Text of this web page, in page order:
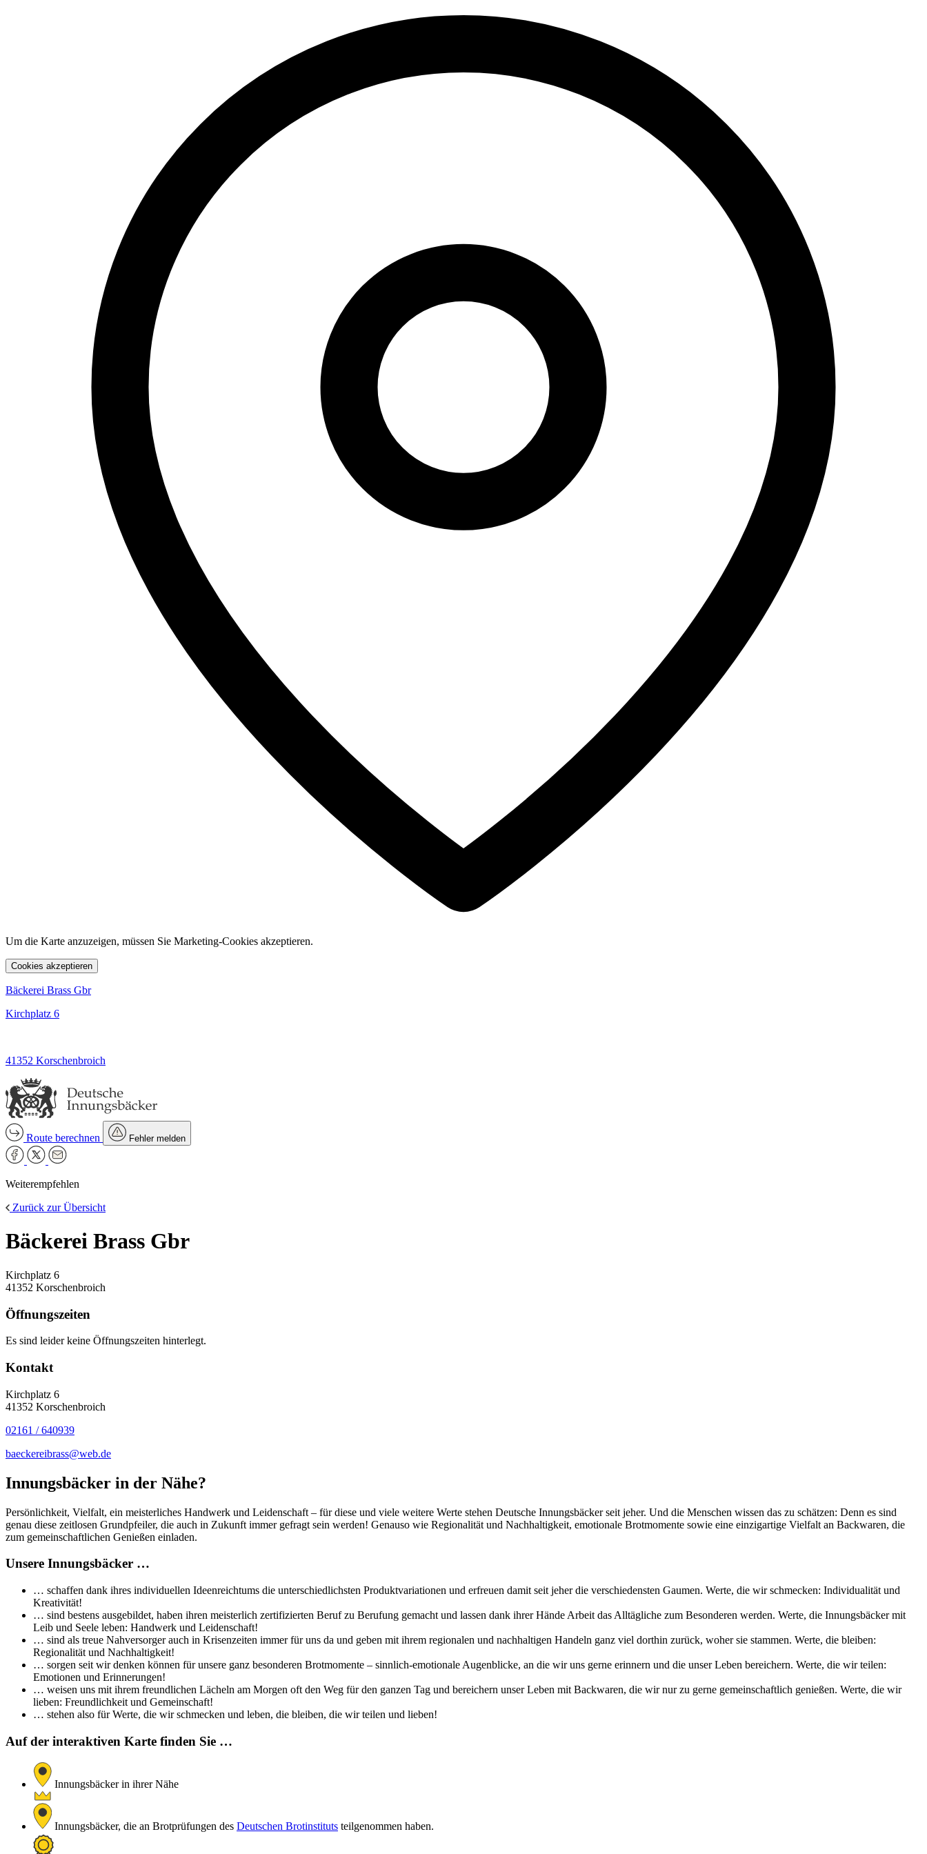
Um die Karte anzuzeigen, müssen Sie Marketing-Cookies akzeptieren.
Cookies akzeptieren
Bäckerei Brass Gbr
Kirchplatz 6
41352 Korschenbroich
Route berechnen Fehler melden
Weiterempfehlen
Zurück zur Übersicht
Bäckerei Brass Gbr
Kirchplatz 6
41352 Korschenbroich
Öffnungszeiten
Es sind leider keine Öffnungszeiten hinterlegt.
Kontakt
Kirchplatz 6
41352 Korschenbroich
02161 / 640939
baeckereibrass@web.de
Innungsbäcker in der Nähe?
Persönlichkeit, Vielfalt, ein meisterliches Handwerk und Leidenschaft – für diese und viele weitere Werte stehen Deutsche Innungsbäcker seit jeher. Und die Menschen wissen das zu schätzen: Denn es sind
genau diese zeitlosen Grundpfeiler, die auch in Zukunft immer gefragt sein werden! Genauso wie Regionalität und Nachhaltigkeit, emotionale Brotmomente sowie eine einzigartige Vielfalt an Backwaren, die
zum gemeinschaftlichen Genießen einladen.
Unsere Innungsbäcker …
… schaffen dank ihres individuellen Ideenreichtums die unterschiedlichsten Produktvariationen und erfreuen damit seit jeher die verschiedensten Gaumen. Werte, die wir schmecken: Individualität und
Kreativität!
… sind bestens ausgebildet, haben ihren meisterlich zertifizierten Beruf zu Berufung gemacht und lassen dank ihrer Hände Arbeit das Alltägliche zum Besonderen werden. Werte, die Innungsbäcker mit
Leib und Seele leben: Handwerk und Leidenschaft!
… sind als treue Nahversorger auch in Krisenzeiten immer für uns da und geben mit ihrem regionalen und nachhaltigen Handeln ganz viel dorthin zurück, woher sie stammen. Werte, die bleiben:
Regionalität und Nachhaltigkeit!
… sorgen seit wir denken können für unsere ganz besonderen Brotmomente – sinnlich-emotionale Augenblicke, an die wir uns gerne erinnern und die unser Leben bereichern. Werte, die wir teilen:
Emotionen und Erinnerungen!
… weisen uns mit ihrem freundlichen Lächeln am Morgen oft den Weg für den ganzen Tag und bereichern unser Leben mit Backwaren, die wir nur zu gerne gemeinschaftlich genießen. Werte, die wir
lieben: Freundlichkeit und Gemeinschaft!
… stehen also für Werte, die wir schmecken und leben, die bleiben, die wir teilen und lieben!
Auf der interaktiven Karte finden Sie …
Innungsbäcker in ihrer Nähe
Innungsbäcker, die an Brotprüfungen des Deutschen Brotinstituts teilgenommen haben.